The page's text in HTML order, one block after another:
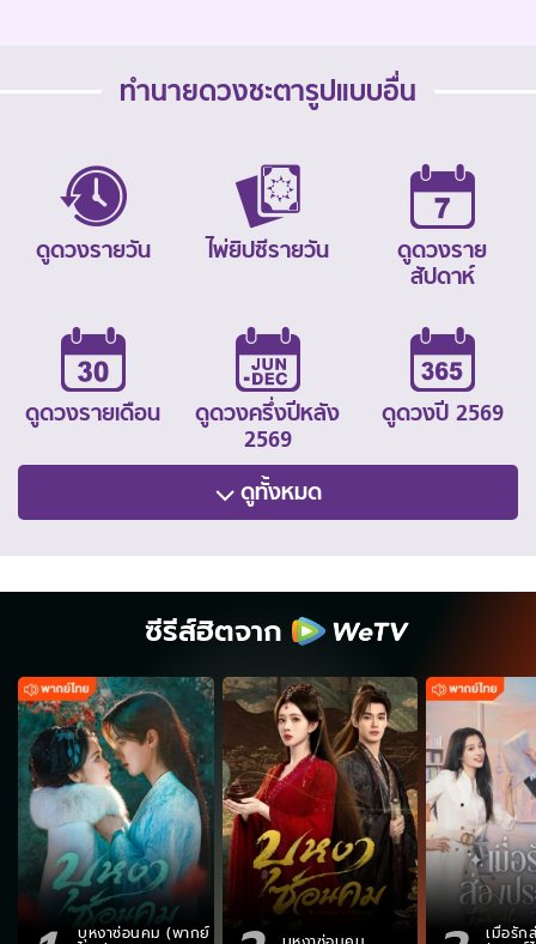
ทำนายดวงชะตารูปแบบอื่น
ดูดวงรายวัน ไพ่ยิปซีรายวัน
ดูดวงราย
สัปดาห์
ดูดวงรายเดือน
ดูดวงครึ่งปีหลัง
2569
ดูดวงปี 2569
ดูทั้งหมด
ซีรีส์ฮิตจาก
บุหงาซ่อนคม (พากย์ เมื่อรัก